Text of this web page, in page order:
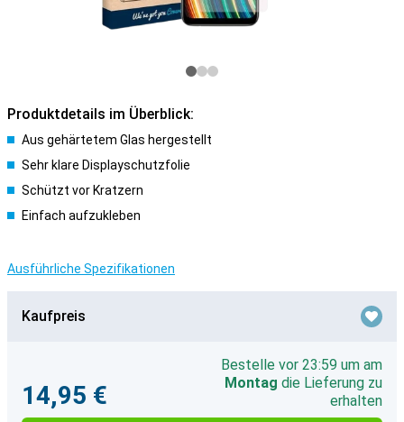
Produktdetails im Überblick:
Aus gehärtetem Glas hergestellt
Sehr klare Displayschutzfolie
Schützt vor Kratzern
Einfach aufzukleben
Ausführliche Spezifikationen
Kaufpreis
14,95 €
Bestelle vor 23:59 um am
Montag die Lieferung zu
erhalten